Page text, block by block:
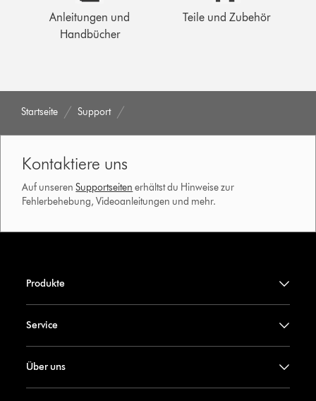
Anleitungen und
Handbücher
Teile und Zubehör
Startseite Support
Kontaktiere uns
Auf unserenSupportseiten erhältst du Hinweise zur
Fehlerbehebung, Videoanleitungen und mehr.
Produkte
Service
Über uns